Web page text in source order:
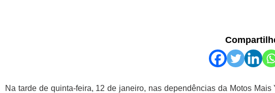
Na tarde de quinta-feira, 12 de janeiro, nas dependências da Motos